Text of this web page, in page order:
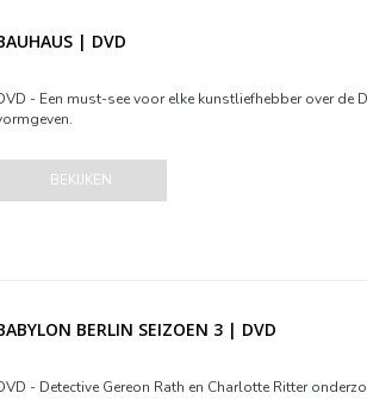
| DVD
- Een must-see voor elke kunstliefhebber over de
BEKIJKEN
BERLIN SEIZOEN 3 | DVD
- Detective Gereon Rath en Charlotte Ritter